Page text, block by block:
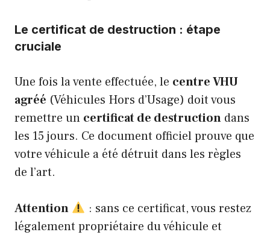
Le certificat de destruction : étape
cruciale
Une fois la vente effectuée, le centre VHU
agréé (Véhicules Hors d’Usage) doit vous
remettre un certificat de destruction dans
les 15 jours. Ce document officiel prouve que
votre véhicule a été détruit dans les règles
de l’art.
Attention
: sans ce certificat, vous restez
légalement propriétaire du véhicule et